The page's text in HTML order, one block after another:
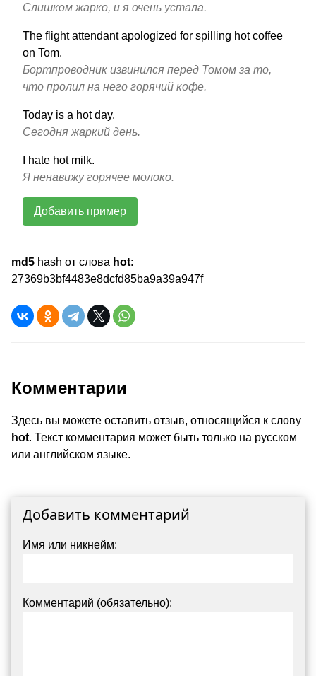
Слишком жарко, и я очень устала.
The flight attendant apologized for spilling hot coffee
on Tom.
Бортпроводник извинился перед Томом за то,
что пролил на него горячий кофе.
Today is a hot day.
Сегодня жаркий день.
I hate hot milk.
Я ненавижу горячее молоко.
Добавить пример
md5 hash от слова hot:
27369b3bf4483e8dcfd85ba9a39a947f
Комментарии
Здесь вы можете оставить отзыв, относящийся к слову
hot. Текст комментария может быть только на русском
или английском языке.
Добавить комментарий
Имя или никнейм:
Комментарий (обязательно):